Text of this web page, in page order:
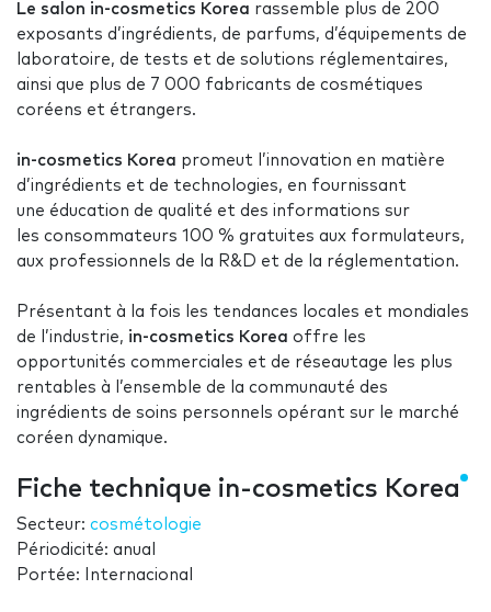
Le salon in-cosmetics Korea rassemble plus de 200
exposants d’ingrédients, de parfums, d’équipements de
laboratoire, de tests et de solutions réglementaires,
ainsi que plus de 7 000 fabricants de cosmétiques
coréens et étrangers.
in-cosmetics Korea promeut
l’innovation en matière
d’ingrédients et de technologies, en fournissant
une éducation de qualité et des informations sur
les consommateurs 100 % gratuites aux formulateurs,
aux professionnels de la R&D et de la réglementation.
Présentant à la fois les tendances locales et mondiales
de l’industrie, in-cosmetics Korea offre
les
opportunités commerciales et de réseautage les plus
rentables à l’ensemble de la communauté des
ingrédients de soins personnels opérant sur le marché
coréen dynamique.
Fiche technique in-cosmetics Korea
Secteur: cosmétologie
Périodicité: anual
Portée: Internacional